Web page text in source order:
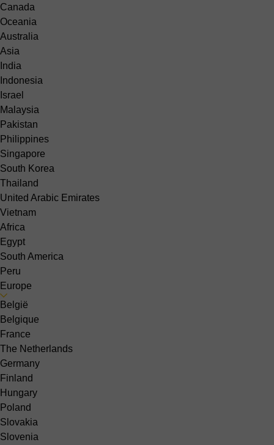
Canada
Oceania
Australia
Asia
India
Indonesia
Israel
Malaysia
Pakistan
Philippines
Singapore
South Korea
Thailand
United Arabic Emirates
Vietnam
Africa
Egypt
South America
Peru
Europe
België
Belgique
France
The Netherlands
Germany
Finland
Hungary
Poland
Slovakia
Slovenia